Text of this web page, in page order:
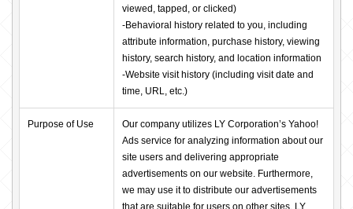
viewed, tapped, or clicked)
-Behavioral history related to you, including
attribute information, purchase history, viewing
history, search history, and location information
-Website visit history (including visit date and
time, URL, etc.)
Purpose of Use
Our company utilizes LY Corporation’s Yahoo!
Ads service for analyzing information about our
site users and delivering appropriate
advertisements on our website. Furthermore,
we may use it to distribute our advertisements
that are suitable for users on other sites. LY